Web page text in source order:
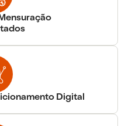
Digital